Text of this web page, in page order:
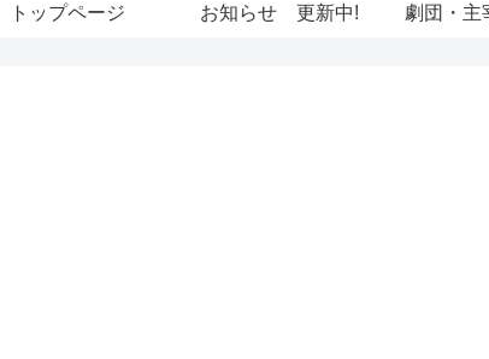
トップページ お知らせ 更新中! 劇団・